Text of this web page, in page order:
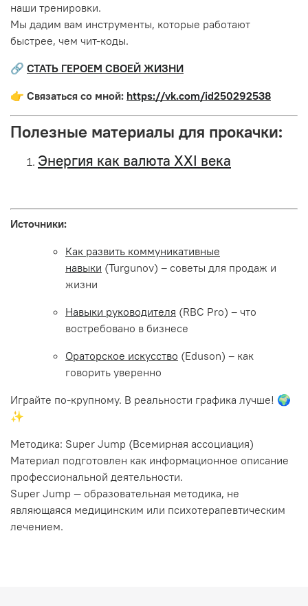
наши тренировки.
Мы дадим вам инструменты, которые работают
быстрее, чем чит-коды.
🔗 СТАТЬ ГЕРОЕМ СВОЕЙ ЖИЗНИ
👉 Связаться со мной: https://vk.com/id250292538
Полезные материалы для прокачки:
Энергия как валюта XXI века
Источники:
Как развить коммуникативные
навыки (Turgunov) – советы для продаж и
жизни
Навыки руководителя (RBC Pro) – что
востребовано в бизнесе
Ораторское искусство (Eduson) – как
говорить уверенно
Играйте по-крупному. В реальности графика лучше! 🌍
✨
Методика: Super Jump (Всемирная ассоциация)
Материал подготовлен как информационное описание
профессиональной деятельности.
Super Jump — образовательная методика, не
являющаяся медицинским или психотерапевтическим
лечением.